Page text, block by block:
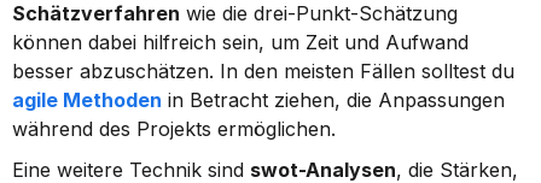
Schätzverfahren wie die drei-Punkt-Schätzung
können dabei hilfreich sein, um Zeit und Aufwand
agile Methoden in Betracht ziehen, die Anpassungen
während des Projekts ermöglichen.
Eine weitere Technik sind swot-Analysen, die Stärken,